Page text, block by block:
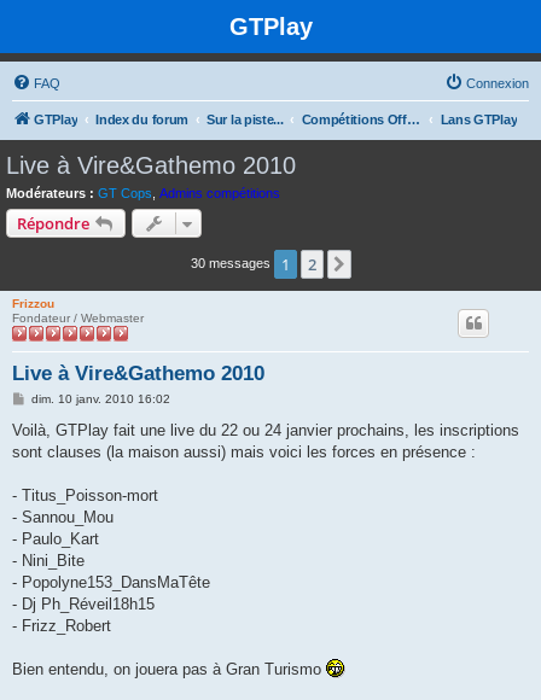
GTPlay
FAQ Connexion
GTPlay Index du forum Sur la piste... Compétitions Offline Lans GTPlay
Live à Vire&Gathemo 2010
Modérateurs : GT Cops Admins compétitions
Répondre
30 messages 1 2
Frizzou
Fondateur / Webmaster
Live à Vire&Gathemo 2010
M
s
a
dim. 10 janv. 2010 16:02
Voilà, GTPlay fait une live du 22 ou 24 janvier prochains, les inscriptions
sont clauses (la maison aussi) mais voici les forces en présence :
- Titus_Poisson-mort
- Sannou_Mou
- Paulo_Kart
- Nini_Bite
- Popolyne153_DansMaTête
- Dj Ph_Réveil18h15
- Frizz_Robert
Bien entendu, on jouera pas à Gran Turismo